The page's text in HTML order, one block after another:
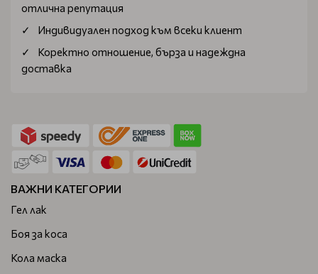
отлична репутация
Индивидуален подход към всеки клиент
Коректно отношение, бърза и надеждна
доставка
ВАЖНИ КАТЕГОРИИ
Гел лак
Боя за коса
Кола маска